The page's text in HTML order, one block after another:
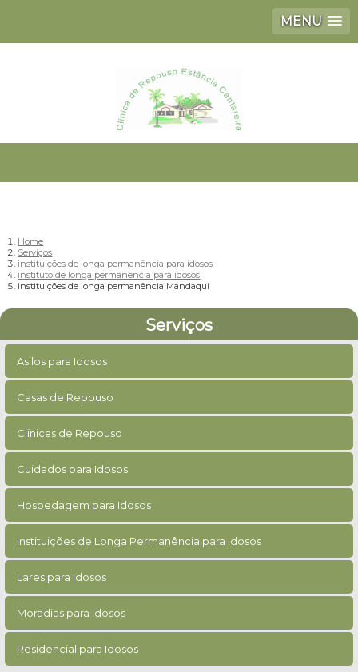
MENU
Home
Serviços
instituições de longa permanência para idosos
instituto de longa permanência para idosos
instituições de longa permanência Mandaqui
Serviços
Asilos para Idosos
Casas de Repouso
Clinicas de Repouso
Cuidados para Idosos
Hospedagem para Idosos
Instituições de Longa Permanência para Idosos
Lares para Idosos
Moradias para Idosos
Residencial para Idosos